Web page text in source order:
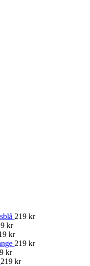
219 kr
kr
kr
219 kr
kr
219 kr